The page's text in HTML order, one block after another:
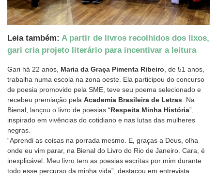
Leia também: A partir de livros recolhidos dos lixos,
gari cria projeto literário para incentivar a leitura
Gari há 22 anos, Maria da Graça Pimenta Ribeiro , de 51 anos,
trabalha numa escola na zona oeste. Ela participou do concurso
de poesia promovido pela SME, teve seu poema selecionado e
recebeu premiação pela Academia Brasileira de Letras . Na
Bienal, lançou o livro de poesias “Respeita Minha História”,
inspirado em vivências do cotidiano e nas lutas das mulheres
negras.
“Aprendi as coisas na porrada mesmo. E, graças a Deus, olha
onde eu vim parar, na Bienal do Livro do Rio de Janeiro. Cara, é
inexplicável. Meu livro tem as poesias escritas por mim durante
todo esse percurso da minha vida”, destacou em entrevista.